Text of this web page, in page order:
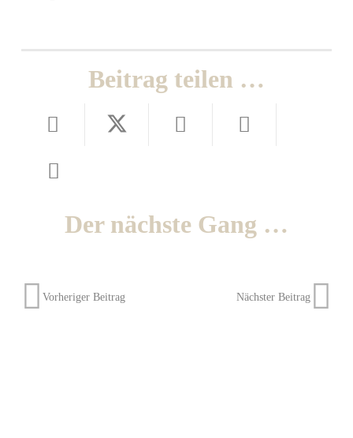
Beitrag teilen …
Der nächste Gang …
Vorheriger Beitrag Nächster Beitrag